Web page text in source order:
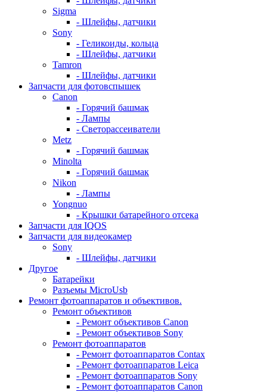
Sigma
- Шлейфы, датчики
Sony
- Геликоиды, кольца
- Шлейфы, датчики
Tamron
- Шлейфы, датчики
Запчасти для фотовспышек
Canon
- Горячий башмак
- Лампы
- Светорассеиватели
Metz
- Горячий башмак
Minolta
- Горячий башмак
Nikon
- Лампы
Yongnuo
- Крышки батарейного отсека
Запчасти для IQOS
Запчасти для видеокамер
Sony
- Шлейфы, датчики
Другое
Батарейки
Разъемы MicroUsb
Ремонт фотоаппаратов и объективов.
Ремонт объективов
- Ремонт объективов Canon
- Ремонт объективов Sony
Ремонт фотоаппаратов
- Ремонт фотоаппаратов Contax
- Ремонт фотоаппаратов Leica
- Ремонт фотоаппаратов Sony
- Ремонт фотоаппаратов Canon